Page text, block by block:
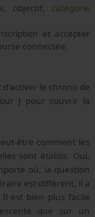
objectif, catégorie
et accepter
connectée.
le chrono de
J pour couvrir la
être comment les
sont établis. Oui,
où, la question
est différent, il a
est bien plus facile
que sur un